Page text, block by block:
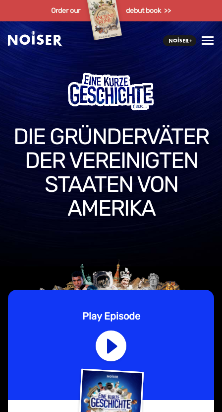
Order our debut book >>
DIE GRÜNDERVÄTER
DER VEREINIGTEN
STAATEN VON
AMERIKA
Play Episode